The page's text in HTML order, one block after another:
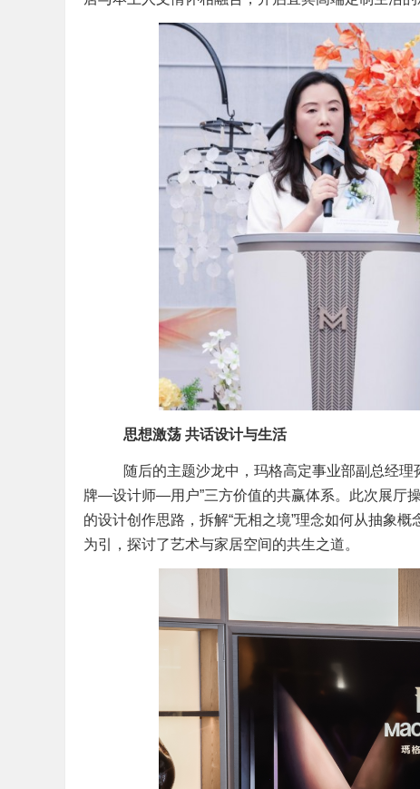
思想激荡 共话设计与生活
随后的主题沙龙中，玛格高定事业部副总经理孙
牌—设计师—用户”三方价值的共赢体系。此次展厅
的设计创作思路，拆解“无相之境”理念如何从抽象
为引，探讨了艺术与家居空间的共生之道。